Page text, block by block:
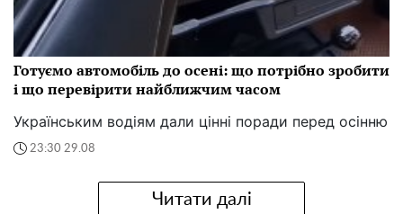
Готуємо автомобіль до осені: що потрібно зробити
і що перевірити найближчим часом
Українським водіям дали цінні поради перед осінню
23:30 29.08
Читати далі